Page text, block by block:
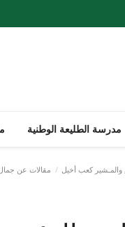
مدرسة الطليعة الوطنية
مقالات عن جمال والمـشير كعب أخيل